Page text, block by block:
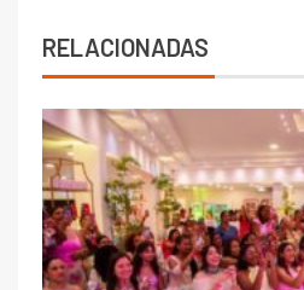
RELACIONADAS